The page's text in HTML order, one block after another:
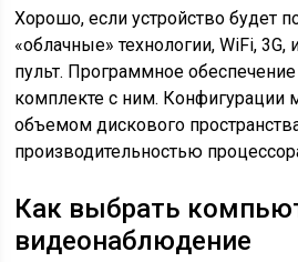
Хорошо, если устройство будет
«облачные» технологии, WiFi,
пульт. Программное
комплекте с ним. Конфигурации
объемом дискового
производительностью
Как выбрать
видеонаблюдение